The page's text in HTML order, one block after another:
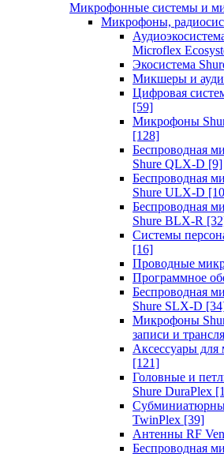
Микрофонные системы и
Микрофоны,
Microflex
Экосистема
Микшеры и
Цифровая
[59]
Микрофоны
[128]
Беспроводная
Shure QLX-D [9]
Беспроводная
Shure ULX-D
Беспроводная
Shure BLX-R
Системы
[16]
Проводные
Программное
Беспроводная
Shure SLX-D
Микрофоны
записи и
Аксессуары
[121]
Головные и
Shure DuraPlex
TwinPlex [39]
Антенны RF
Беспроводная